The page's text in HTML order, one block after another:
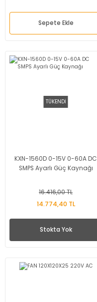
Sepete Ekle
TÜKENDİ
KXN-1560D 0-15V 0-60A DC
SMPS Ayarlı Güç Kaynağı
16.416,00 TL
14.774,40 TL
Stokta Yok